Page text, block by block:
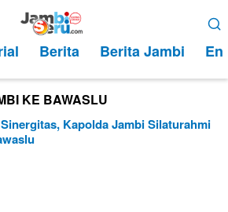
Berita Berita Jambi
KE BAWASLU
Kapolda Jambi Silaturahmi